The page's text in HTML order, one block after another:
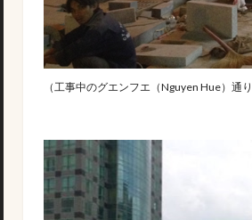
（工事中のグエンフエ（Nguyen Hue）通り